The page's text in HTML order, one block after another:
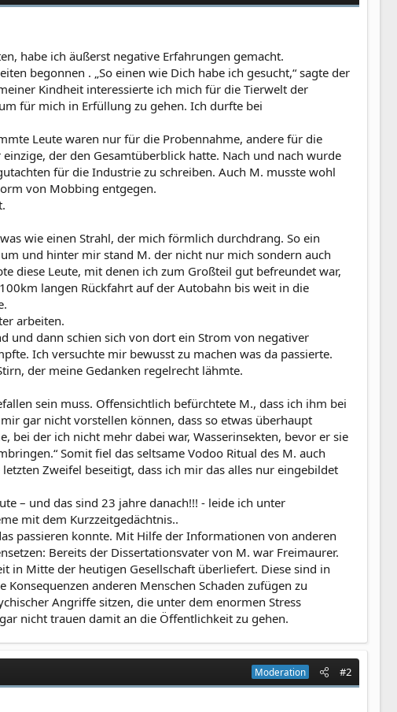
habe ich äußerst negative Erfahrungen gemacht.
begonnen . „So einen wie Dich habe ich gesucht,“ sagte der
Kindheit interessierte ich mich für die Tierwelt der
für mich in Erfüllung zu gehen. Ich durfte bei
Leute waren nur für die Probennahme, andere für die
der den Gesamtüberblick hatte. Nach und nach wurde
für die Industrie zu schreiben. Auch M. musste wohl
von Mobbing entgegen.
wie einen Strahl, der mich förmlich durchdrang. So ein
und hinter mir stand M. der nicht nur mich sondern auch
diese Leute, mit denen ich zum Großteil gut befreundet war,
langen Rückfahrt auf der Autobahn bis weit in die
arbeiten.
und dann schien sich von dort ein Strom von negativer
Ich versuchte mir bewusst zu machen was da passierte.
der meine Gedanken regelrecht lähmte.
sein muss. Offensichtlich befürchtete M., dass ich ihm bei
gar nicht vorstellen können, dass so etwas überhaupt
bei der ich nicht mehr dabei war, Wasserinsekten, bevor er sie
Somit fiel das seltsame Vodoo Ritual des M. auch
Zweifel beseitigt, dass ich mir das alles nur eingebildet
– und das sind 23 jahre danach!!! - leide ich unter
mit dem Kurzzeitgedächtnis..
passieren konnte. Mit Hilfe der Informationen von anderen
Bereits der Dissertationsvater von M. war Freimaurer.
in Mitte der heutigen Gesellschaft überliefert. Diese sind in
anderen Menschen Schaden zufügen zu
Angriffe sitzen, die unter dem enormen Stress
nicht trauen damit an die Öffentlichkeit zu gehen.
Moderation #2